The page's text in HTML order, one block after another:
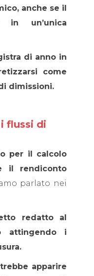
anche se il
in un’unica
di anno in
come
dimissioni.
flussi di
per il calcolo
il rendiconto
parlato nei
redatto al
attingendo i
apparire